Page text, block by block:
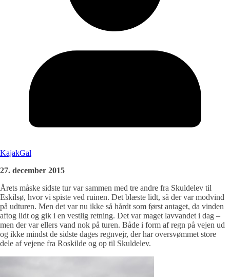
KajakGal
27. december 2015
Årets måske sidste tur var sammen med tre andre fra Skuldelev til
Eskilsø, hvor vi spiste ved ruinen. Det blæste lidt, så der var modvind
på udturen. Men det var nu ikke så hårdt som først antaget, da vinden
aftog lidt og gik i en vestlig retning. Det var maget lavvandet i dag –
men der var ellers vand nok på turen. Både i form af regn på vejen ud
og ikke mindst de sidste dages regnvejr, der har oversvømmet store
dele af vejene fra Roskilde og op til Skuldelev.